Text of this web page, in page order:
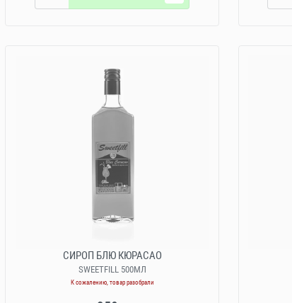
СИРОП БЛЮ КЮРАСАО
SWEETFILL 500МЛ
К сожалению, товар разобрали